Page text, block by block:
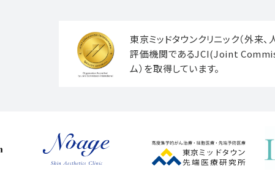
東京ミッドタウンクリニック（外来
評価機関であるJCI(Joint
ム）を取得しています。